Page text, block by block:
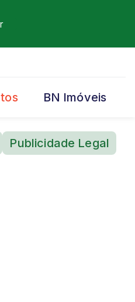
BN Imóveis
Publicidade Legal